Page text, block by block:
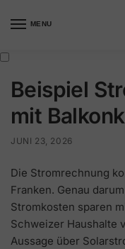
MENU
Beispiel
mit
JUNI 23, 2026
Die Stromrechnung
Franken. Genau
Stromkosten sparen
Schweizer Haushalte
Aussage über